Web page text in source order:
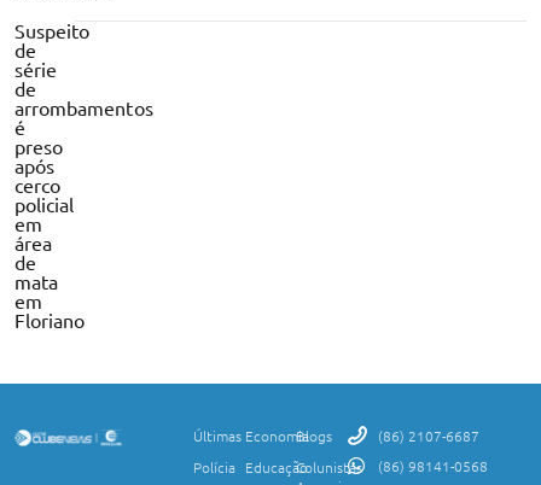
Suspeito
de
série
de
arrombamentos
é
preso
após
cerco
policial
em
área
de
mata
em
Floriano
Últimas
Polícia
Economia
Educação
Blogs
Colunistas
(86) 2107-6687
(86) 98141-0568